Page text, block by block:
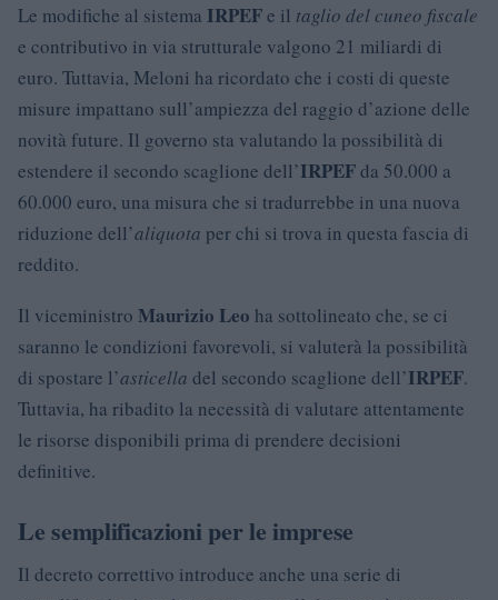
Le modifiche al sistema IRPEFe il taglio del cuneo fiscale
e contributivo in via strutturale valgono 21 miliardi di
euro. Tuttavia, Meloni ha ricordato che i costi di queste
misure impattano sull’ampiezza del raggio d’azione delle
novità future. Il governo sta valutando la possibilità di
estendere il secondo scaglione dell’IRPEFda 50.000 a
60.000 euro, una misura che si tradurrebbe in una nuova
riduzione dell’aliquota per chi si trova in questa fascia di
reddito.
Il viceministro Maurizio Leo ha sottolineato che, se ci
saranno le condizioni favorevoli, si valuterà la possibilità
di spostare l’asticella del secondo scaglione dell’IRPEF.
Tuttavia, ha ribadito la necessità di valutare attentamente
le risorse disponibili prima di prendere decisioni
definitive.
Le semplificazioni per le imprese
Il decreto correttivo introduce anche una serie di